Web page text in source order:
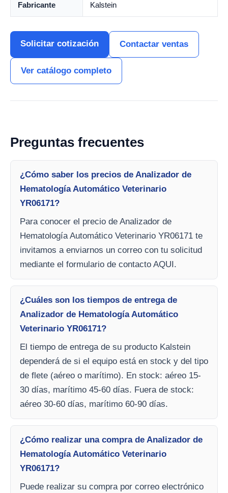
Fabricante Kalstein
Solicitar cotización Contactar ventas
Ver catálogo completo
Preguntas frecuentes
¿Cómo saber los precios de Analizador de
Hematología Automático Veterinario
YR06171?
Para conocer el precio de Analizador de
Hematología Automático Veterinario YR06171 te
invitamos a enviarnos un correo con tu solicitud
mediante el formulario de contacto AQUI.
¿Cuáles son los tiempos de entrega de
Analizador de Hematología Automático
Veterinario YR06171?
El tiempo de entrega de su producto Kalstein
dependerá de si el equipo está en stock y del tipo
de flete (aéreo o marítimo). En stock: aéreo 15-
30 días, marítimo 45-60 días. Fuera de stock:
aéreo 30-60 días, marítimo 60-90 días.
¿Cómo realizar una compra de Analizador de
Hematología Automático Veterinario
YR06171?
Puede realizar su compra por correo electrónico